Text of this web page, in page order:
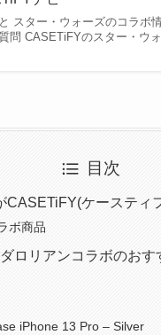
スター・ウォーズのコラ
問 CASETiFYのスター・ウ
目次
CASETiFY(ケースティ
ボ商品
ロリアンコラボのおす
iPhone 13 Pro – Silver